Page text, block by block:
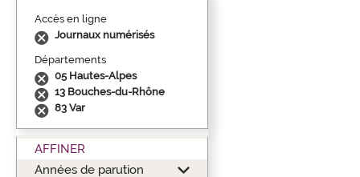
Accès en ligne
Journaux numérisés
Départements
05 Hautes-Alpes
13 Bouches-du-Rhône
83 Var
AFFINER
Années de parution